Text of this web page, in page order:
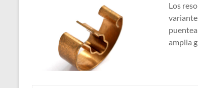
Los
amplia